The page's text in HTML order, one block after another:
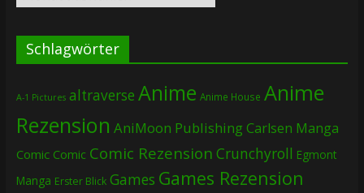
Schlagwörter
A-1 Pictures altraverse Anime Anime House Anime
Rezension AniMoon PublishingCarlsen Manga
Comic Comic Comic Rezension Crunchyroll Egmont
Manga Erster Blick Games Games Rezension